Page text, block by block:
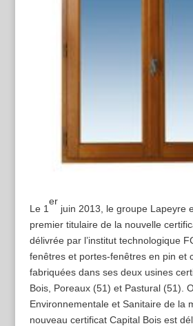
Le 1
er
juin 2013, le groupe Lapeyre
premier titulaire de la nouvelle
délivrée par l’institut technologique
fenêtres et portes-fenêtres en pin et
fabriquées dans ses deux usines
Bois, Poreaux (51) et Pastural (51).
Environnementale et Sanitaire de la
nouveau certificat Capital Bois est